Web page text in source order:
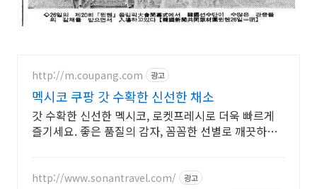
http://m.coupang.com 광고
멕시코 쿠팡 갓 수확한 신선한 채소
갓 수확한 신선한 멕시코, 로켓프레시로 더욱 빠르게
즐기세요. 좋은 품질의 감자, 꼼꼼한 선별로 깨끗하게
http://www.sonantravel.com/ 광고